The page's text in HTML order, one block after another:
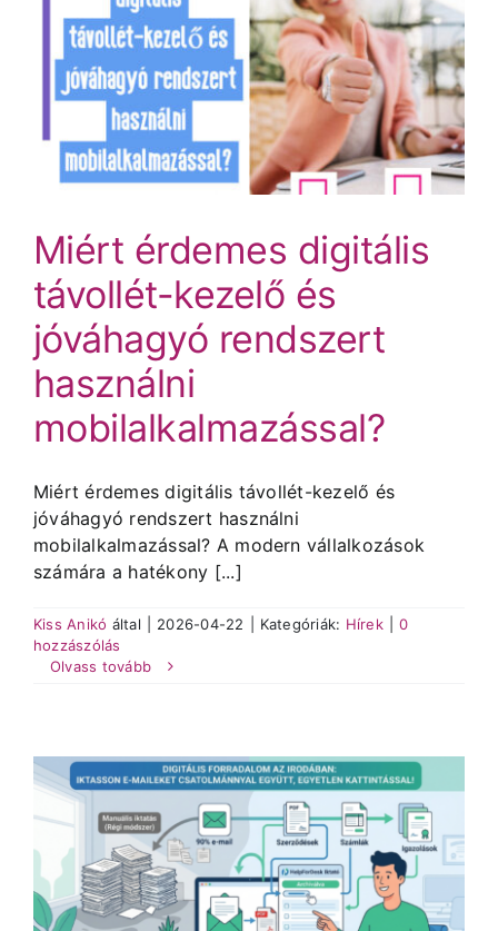
Regisztráció
Támogatás
Miért érdemes digitális
távollét-kezelő és
jóváhagyó rendszert
használni
mobilalkalmazással?
Miért érdemes digitális távollét-kezelő és
jóváhagyó rendszert használni
mobilalkalmazással? A modern vállalkozások
számára a hatékony [...]
Kiss Anikó által 2026-04-22 Kategóriák: Hírek
0
hozzászólás
Olvass tovább